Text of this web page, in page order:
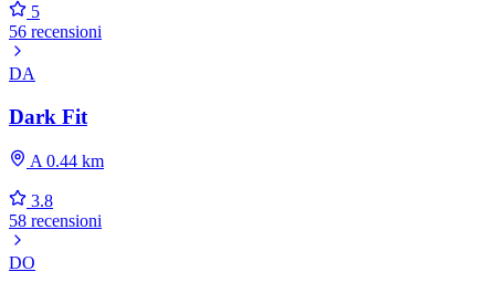
5
56 recensioni
DA
Dark Fit
A 0.44 km
3.8
58 recensioni
DO